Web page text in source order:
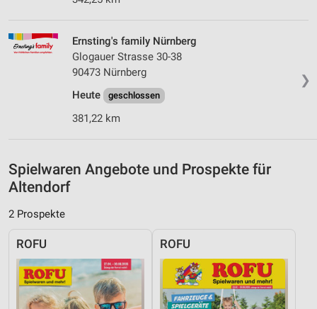
❯
Ernsting's family Nürnberg
Glogauer Strasse 30-38
90473 Nürnberg
Heute
geschlossen
381,22 km
Spielwaren Angebote und Prospekte für
Altendorf
2 Prospekte
ROFU ROFU
Informationen identifizieren
Nicht-IAB-Verarbeitungszwecke:
Werbung